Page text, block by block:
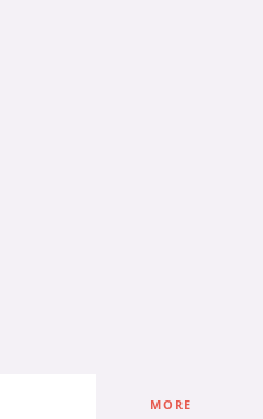
MORE